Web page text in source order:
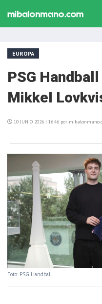
EUROPA
PSG
Mikkel
10 JUNIO 2026 | 16:46 por
Foto: PSG Handball